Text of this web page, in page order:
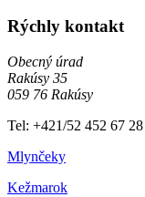
Rýchly kontakt
Obecný úrad
Rakúsy 35
059 76 Rakúsy
Tel: +421/52 452 67 28
Mlynčeky
Kežmarok